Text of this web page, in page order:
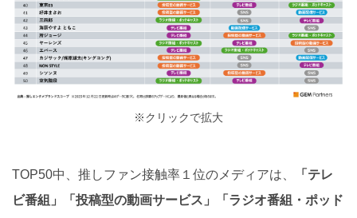
※クリックで拡大
TOP50中、推しファン接触率１位のメディアは、
「テレ
ビ番組」「投稿型の動画サービス」「ラジオ番組・ポッド